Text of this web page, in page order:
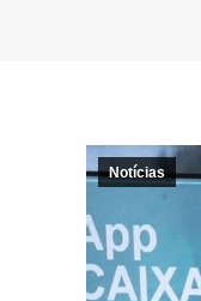
Notícias